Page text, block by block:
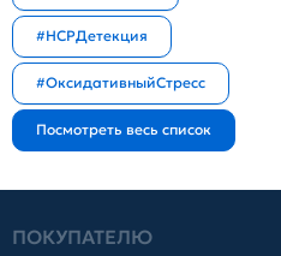
#HCPДетекция
#ОксидативныйСтресс
ПОКУПАТЕЛЮ